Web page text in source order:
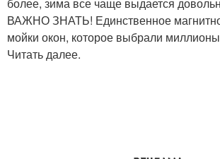
ВАЖНО ЗНАТЬ! Единственное
мойки окон, которое выбрали
Читать далее.